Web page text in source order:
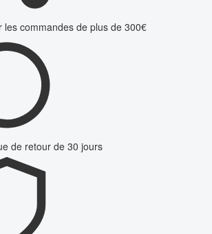
les commandes de plus de 300€
de retour de 30 jours